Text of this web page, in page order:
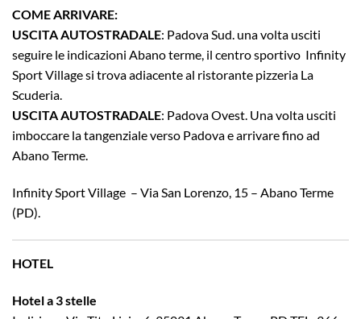
COME ARRIVARE:
USCITA AUTOSTRADALE: Padova Sud. una volta usciti
seguire le indicazioni Abano terme, il centro sportivo Infinity
Sport Village si trova adiacente al ristorante pizzeria La
Scuderia.
USCITA AUTOSTRADALE: Padova Ovest. Una volta usciti
imboccare la tangenziale verso Padova e arrivare fino ad
Abano Terme.
Infinity Sport Village – Via San Lorenzo, 15 – Abano Terme
(PD).
HOTEL
Hotel a 3 stelle